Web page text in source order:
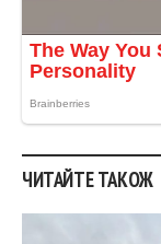
ЧИТАЙТЕ ТАКОЖ